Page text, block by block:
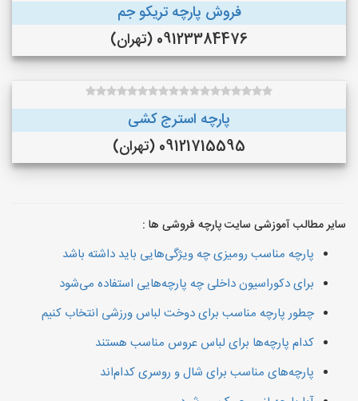
فروش پارچه تریکو جم
09123384476 (تهران)
پارچه استرج کشی
09121715595 (تهران)
سایر مطالب آموزشی سایت پارچه فروشی ها :
پارچه مناسب رومیزی چه ویژگی‌هایی باید داشته باشد
برای دکوراسیون داخلی چه پارچه‌هایی استفاده می‌شود
چطور پارچه مناسب برای دوخت لباس ورزشی انتخاب کنیم
کدام پارچه‌ها برای لباس عروس مناسب هستند
پارچه‌های مناسب برای شال و روسری کدام‌اند